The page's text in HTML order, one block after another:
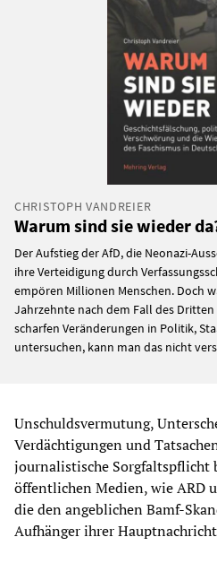
CHRISTOPH VANDREIER
Warum sind sie wieder
Der Aufstieg der AfD, die Neonazi-
ihre Verteidigung durch
empören Millionen Menschen. Doch
Jahrzehnte nach dem Fall des Dritten
scharfen Veränderungen in Politik,
untersuchen, kann man das nicht
Unschuldsvermutung,
Verdächtigungen und
journalistische Sorgfaltspflicht
öffentlichen Medien, wie ARD
die den angeblichen Bamf-
Aufhänger ihrer